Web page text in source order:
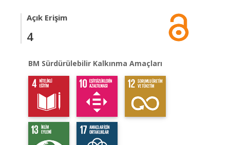
Açık Erişim
4
BM Sürdürülebilir Kalkınma Amaçları